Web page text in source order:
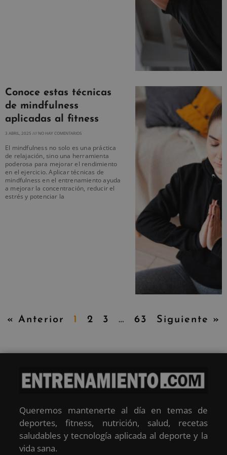
Conoce estas técnicas
de mindfulness
aplicadas al fitness
3 ABRIL, 2025 NO HAY COMENTARIOS
El mindfulness no solo es una práctica
de relajación, sino una herramienta
poderosa para mejorar el rendimiento
en el ejercicio. Aplicar técnicas de
mindfulness en el entrenamiento ayuda
a mejorar la concentración, reducir el
estrés y potenciar la
« Anterior 1 2 3 … 63 Siguiente »
Queremos mantenerte al día en temas de
deportes, fitness, nutrición, salud, recetas
saludables y tecnología aplicada al deporte y la
vida sana.